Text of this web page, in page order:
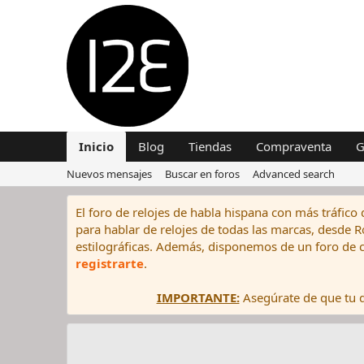
Inicio Blog Tiendas Compraventa
Nuevos mensajes Buscar en foros Advanced search
El foro de relojes de habla hispana con más
para hablar de relojes de todas las marcas, desde
estilográficas. Además, disponemos de un foro
registrarte.
IMPORTANTE:Asegúrate de que tu